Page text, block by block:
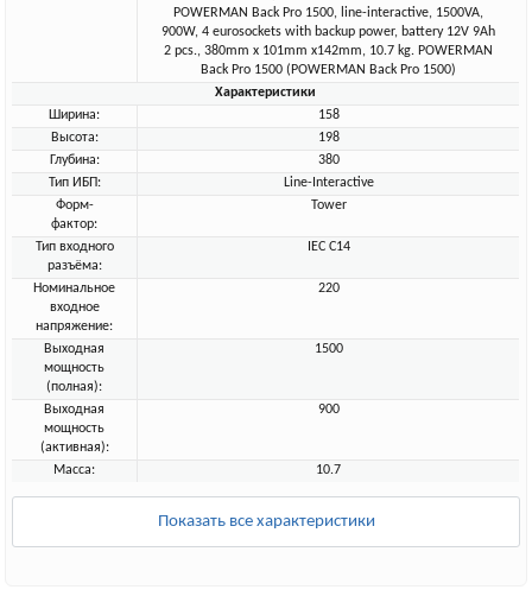
POWERMAN Back Pro 1500, line-interactive, 1500VA,
900W, 4 eurosockets with backup power, battery 12V 9Ah
2 pcs., 380mm x 101mm x142mm, 10.7 kg. POWERMAN
Back Pro 1500 (POWERMAN Back Pro 1500)
Характеристики
Ширина:
158
Высота:
198
Глубина:
380
Тип ИБП:
Line-Interactive
Форм-
фактор:
Tower
Тип входного
разъёма:
IEC C14
Номинальное
входное
напряжение:
220
Выходная
мощность
(полная):
1500
Выходная
мощность
(активная):
900
Масса: 10.7
Показать все характеристики